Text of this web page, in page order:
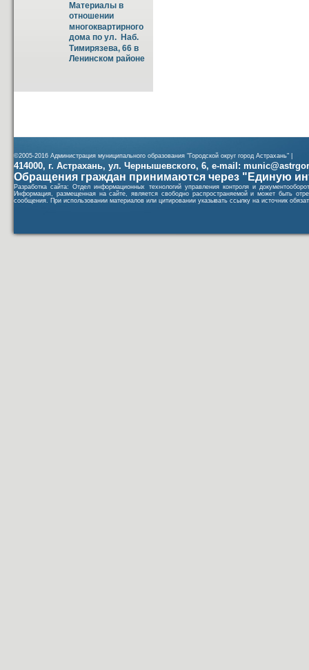
Материалы в
отношении
многоквартирного
дома по ул.  Наб.
Тимирязева, 66 в
Ленинском районе
©2005-2016 Администрация муниципального образования "Городской округ город Астрахань" |
414000, г. Астрахань, ул. Чернышевского, 6, e-mail:
Обращения граждан принимаются через "Единую
Разработка сайта: Отдел информационных технологий управления контроля и
Информация, размещенная на сайте, является свободно распространяемой и может быть
сообщения. При использовании материалов или цитировании указывать ссылку на источник